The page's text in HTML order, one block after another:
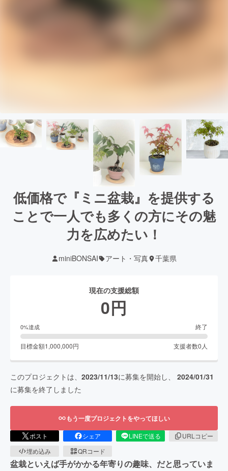
低価格で『ミニ盆栽』を提供する
ことで一人でも多くの方にその魅
力を広めたい！
miniBONSAI アート・写真 千葉県
現在の支援総額
0円
0%達成 終了
目標金額1,000,000円 支援者数0 人
このプロジェクトは、 2023/11/13に募集を開始し、 2024/01/31
に募集を終了しました
もう一度プロジェクトをやってほしい
ポスト シェア LINEで送る
URLコピー
埋め込み
QRコード
盆栽といえば手がかかる年寄りの趣味、だと思っていま